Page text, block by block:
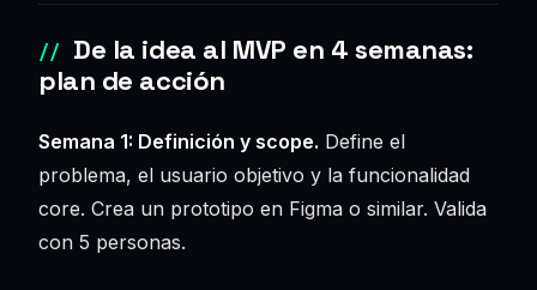
De la idea al MVP en 4 semanas:
plan de acción
Semana 1: Definición y scope. Define el
problema, el usuario objetivo y la funcionalidad
core. Crea un prototipo en Figma o similar. Valida
con 5 personas.